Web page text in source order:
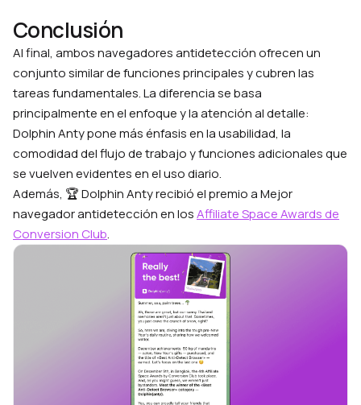
Conclusión
Al final, ambos navegadores antidetección ofrecen un
conjunto similar de funciones principales y cubren las
tareas fundamentales. La diferencia se basa
principalmente en el enfoque y la atención al detalle:
Dolphin Anty pone más énfasis en la usabilidad, la
comodidad del flujo de trabajo y funciones adicionales que
se vuelven evidentes en el uso diario.
Además, 🏆 Dolphin Anty recibió el premio a Mejor
navegador antidetección en losAffiliate Space Awards de
Conversion Club.